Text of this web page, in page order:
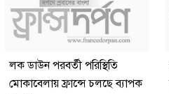
লক ডাউন পরবর্তী পরিস্থিতি
মোকাবেলায় ফ্রান্সে চলছে ব্যাপক